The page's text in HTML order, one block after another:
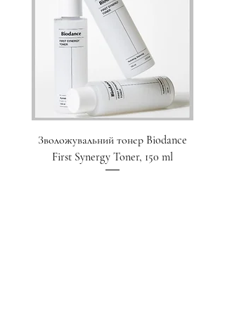
Зволожувальний тонер Biodance
First Synergy Toner, 150 ml